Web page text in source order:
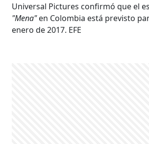
Universal Pictures confirmó que el
"Mena"en Colombia está previsto
enero de 2017. EFE